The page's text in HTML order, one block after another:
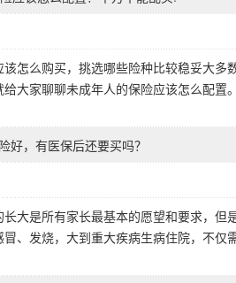
怎么购买，挑选哪些险种比较稳妥大
大家聊聊未成年人的保险应该怎么配
好，有医保后还要买吗？
大是所有家长最基本的愿望和要求，
、发烧，大到重大疾病生病住院，不